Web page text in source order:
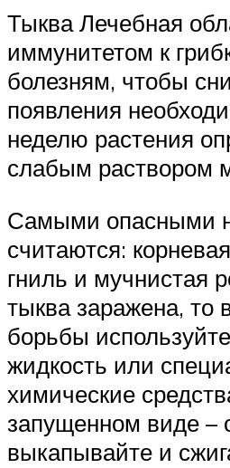
Тыква Лечебная
иммунитетом к
болезням, чтобы
появления
неделю растения
слабым раствором
Самыми опасными
считаются:
гниль и мучнистая
тыква заражена, то
борьбы
жидкость или
химические
запущенном виде –
выкапывайте и